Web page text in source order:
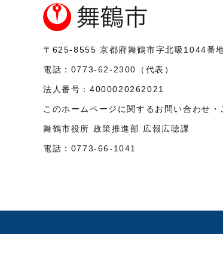
〒625-8555 京都府舞鶴市字北吸1044番
電話： 0773-62-2300 （代表）
法人番号： 4000020262021
このホームページに関するお問い合わせ・
舞鶴市役所 政策推進部 広報広聴課
電話： 0773-66-1041